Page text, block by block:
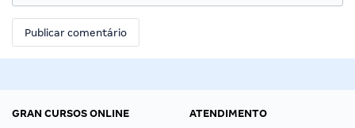
GRAN CURSOS ONLINE
ATENDIMENTO